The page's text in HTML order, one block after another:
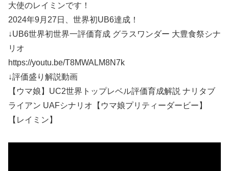
大使のレイミンです！
2024年9月27日、世界初UB6達成！
↓UB6世界初世界一評価育成 グラスワンダー 大豊食祭シナ
リオ
https://youtu.be/T8MWALM8N7k
↓評価盛り解説動画
【ウマ娘】UC2世界トップレベル評価育成解説 ナリタブ
ライアン UAFシナリオ【ウマ娘プリティーダービー】
【レイミン】